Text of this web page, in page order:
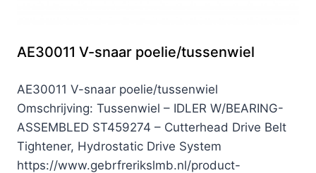
AE30011 V-snaar poelie/tussenwiel
AE30011 V-snaar poelie/tussenwiel
Omschrijving: Tussenwiel – IDLER W/BEARING-
ASSEMBLED ST459274 – Cutterhead Drive Belt
Tightener, Hydrostatic Drive System
https://www.gebrfrerikslmb.nl/product-